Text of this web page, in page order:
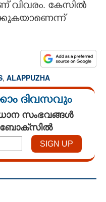
വിവരം. കേസിൽ
, ALAPPUZHA
ദിവസവും
സംഭവങ്ങൾ